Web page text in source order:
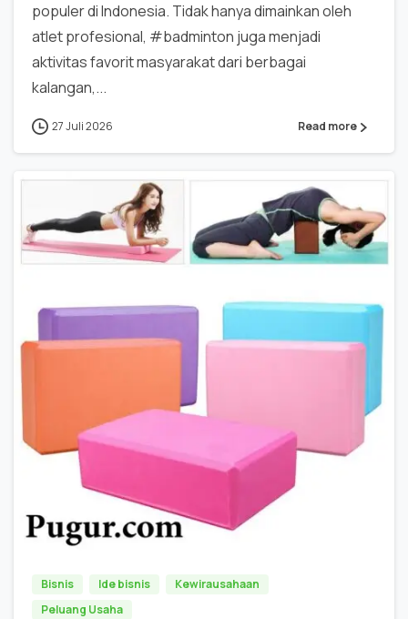
populer di Indonesia. Tidak hanya dimainkan oleh
atlet profesional, #badminton juga menjadi
aktivitas favorit masyarakat dari berbagai
kalangan,...
27 Juli 2026 Read more
Bisnis Ide bisnis
Kewirausahaan
Peluang Usaha